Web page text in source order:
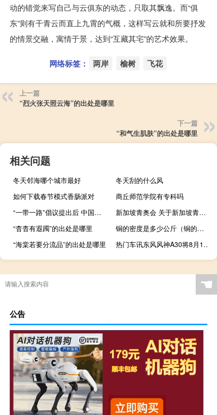
动的错觉来写自己与云俱东的动态，只取其飘逸。而“俱
东”则有干青云而直上九霄的气概，这样写云就和所要抒发
的情景交融，寓情于景，达到“互藏其宅”的艺术效果。
网络标签： 两岸 榆树 飞花
上一篇
“烈火张天照云海”的出处是哪里
下一篇
“和气生肌肤”的出处是哪里
相关问题
冬天邻海哪个城市最好
冬天刮的什么风
如何下载春节模式香肠派对
商丘师范学院有专科吗
“一带一路”倡议提出后 中国对非主权融资承诺金额累计约1060亿美元
新加坡青奥会 关于新加坡青奥会的介绍
“杳杳有遐躅”的出处是哪里
铜的密度是多少公斤（铜的密度是多少）
“海棠若要分流品”的出处是哪里
热门车讯东风风神A30将8月14日下线 预售7-11万元
☚
公告